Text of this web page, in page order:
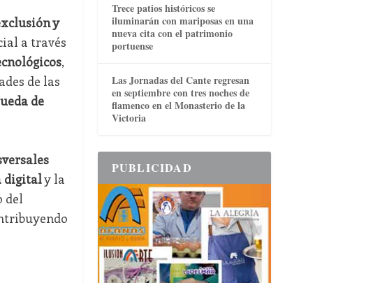
y
a través
,
de las
de
digitaly la
del
Trece patios históricos se
iluminarán con mariposas en una
nueva cita con el patrimonio
portuense
Las Jornadas del Cante regresan
en septiembre con tres noches de
flamenco en el Monasterio de la
Victoria
PUBLICIDAD